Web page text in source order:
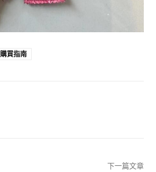
購買指南
下一篇文章